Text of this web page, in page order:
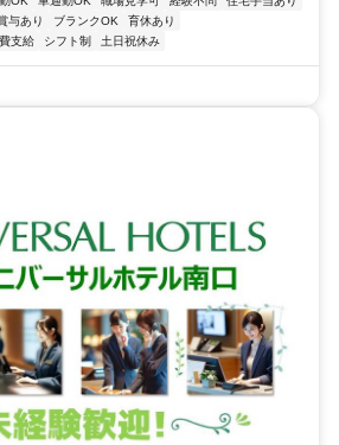
与あり ブランクOK
育休あり
支給 シフト制 土日祝休み